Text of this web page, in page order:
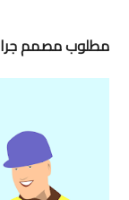
مطلوب مصمم